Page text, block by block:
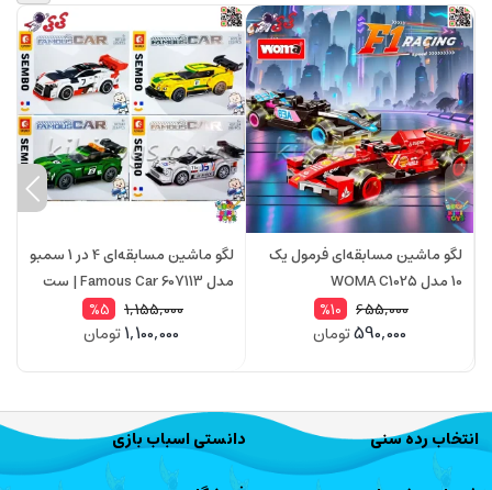
لگو ماشین مسابقه‌ای فرمول یک
10 مدل WOMA C1025
655,000
%10
590,000تومان
لگو ماشین مسابقه‌ای 4 در 1 سمبو
مدل Famous Car 607113 | ست
1,155,000
%5
1,100,000تومان
انتخاب رده سنی دانستی اسباب بازی